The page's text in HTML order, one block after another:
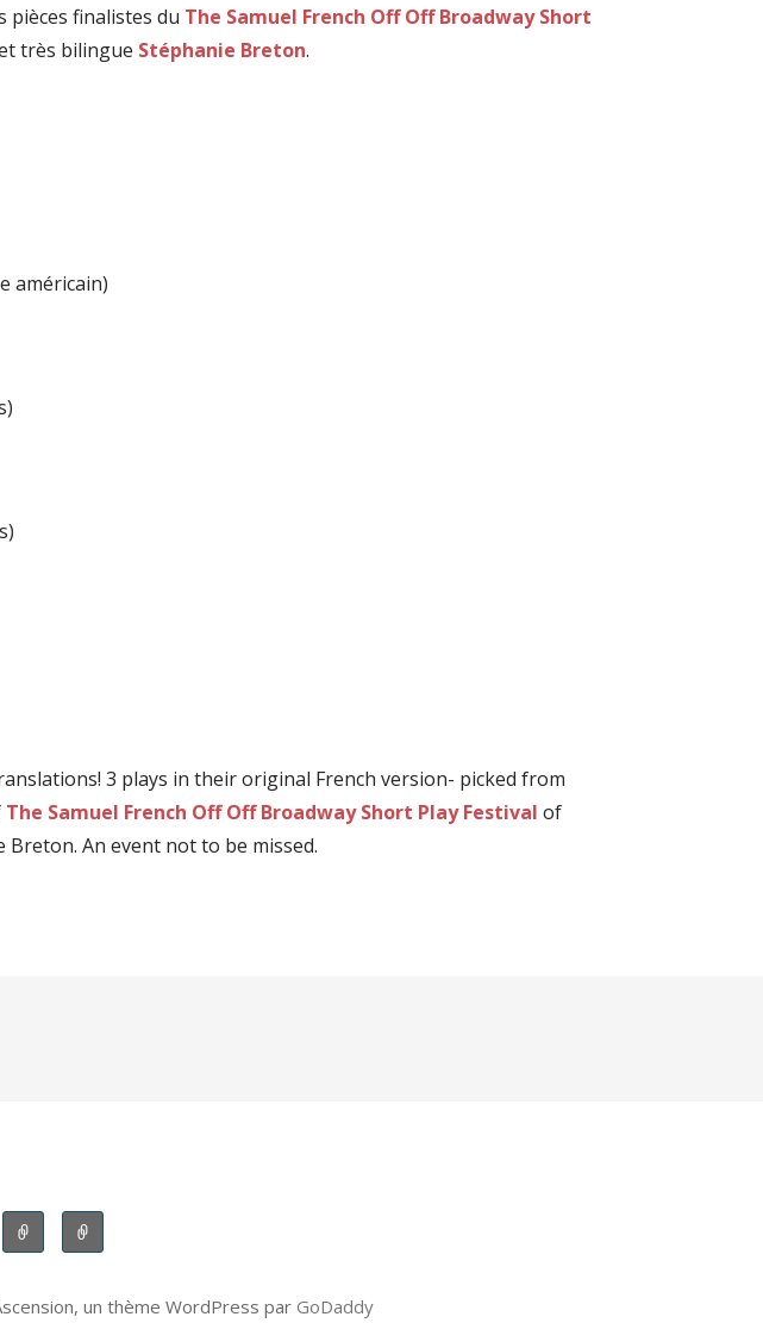
pièces finalistes du The Samuel French Off Off Broadway Short
très bilingue Stéphanie Breton.
américain)
3 plays in their original French version- picked from
The Samuel French Off Off Broadway Short Play Festival of
An event not to be missed.
un thème WordPress par GoDaddy